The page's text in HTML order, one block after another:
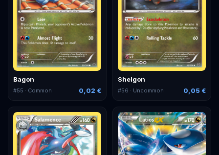
Bagon
#55 · Common 0,02 €
Shelgon
#56 · Uncommon 0,05 €